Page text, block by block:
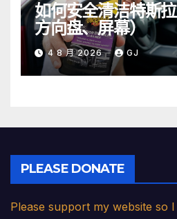
如何安全清洁特斯
方向盘、屏幕）
4 8 月 2026 GJ
PLEASE DONATE
Please support my website so